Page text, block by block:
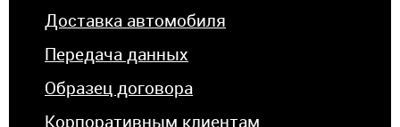
Доставка автомобиля
Передача данных
Образец договора
Корпоративным клиентам